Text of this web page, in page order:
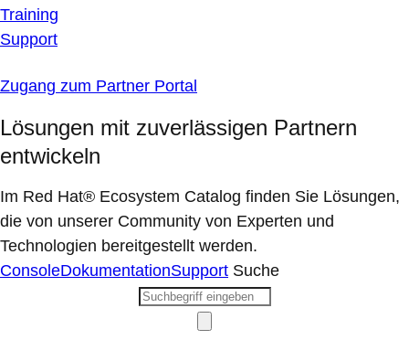
Training
Support
Zugang zum Partner Portal
Lösungen mit zuverlässigen Partnern
entwickeln
Im Red Hat® Ecosystem Catalog finden Sie Lösungen,
die von unserer Community von Experten und
Technologien bereitgestellt werden.
ConsoleDokumentationSupport Suche